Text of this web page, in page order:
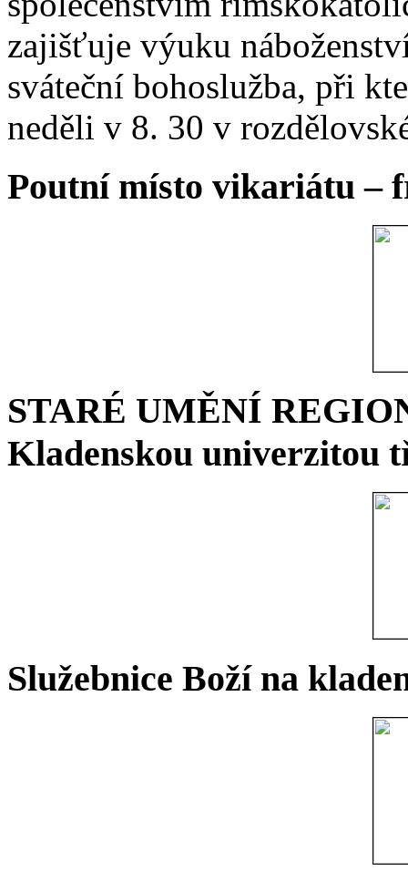
zajišťuje výuku
sváteční bohoslužba, při
neděli v 8. 30 v
Poutní místo vikariátu –
STARÉ UMĚNÍ
Kladenskou univerzitou
Služebnice Boží na